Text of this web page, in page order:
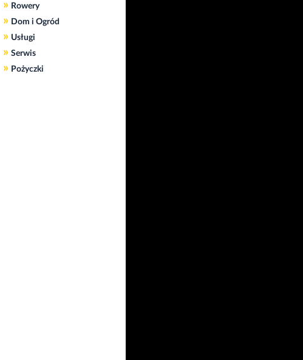
» Rowery
» Dom i Ogród
» Usługi
» Serwis
» Pożyczki